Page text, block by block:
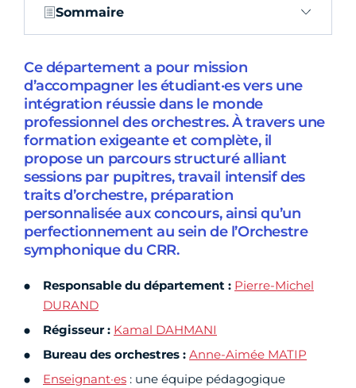
Sommaire
Ce département a pour mission
d’accompagner les étudiant·es vers une
intégration réussie dans le monde
professionnel des orchestres. À travers une
formation exigeante et complète, il
propose un parcours structuré alliant
sessions par pupitres, travail intensif des
traits d’orchestre, préparation
personnalisée aux concours, ainsi qu’un
perfectionnement au sein de l’Orchestre
symphonique du CRR.
Responsable du département : Pierre-Michel
DURAND
Régisseur : Kamal DAHMANI
Bureau des orchestres : Anne-Aimée MATIP
Enseignant·es : une équipe pédagogique